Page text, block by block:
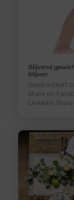
Blijvend
blijven
Goed artikel?
Share on
LinkedIn Share